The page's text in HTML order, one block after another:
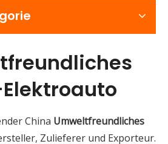
Elektroauto
China Umweltfreundliches
Zulieferer und Exporteur.